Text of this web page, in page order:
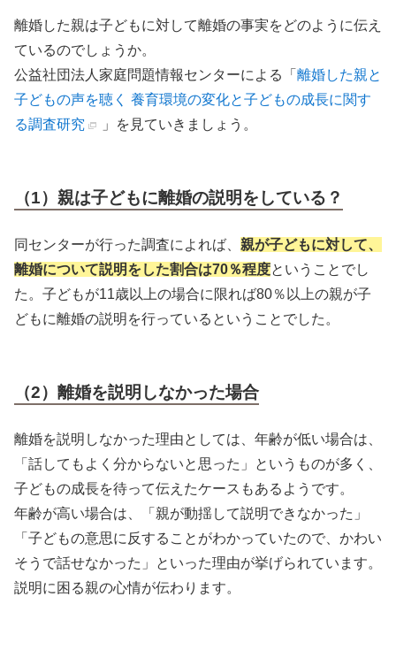
離婚した親は子どもに対して離婚の事実をどのように伝え
ているのでしょうか。
公益社団法人家庭問題情報センターによる「 離婚した親と
子どもの声を聴く 養育環境の変化と子どもの成長に関す
る調査研究
」を見ていきましょう。
（1）親は子どもに離婚の説明をしている？
同センターが行った調査によれば、 親が子どもに対して、
離婚について説明をした割合は70％程度ということでし
た。子どもが11歳以上の場合に限れば80％以上の親が子
どもに離婚の説明を行っているということでした。
（2）離婚を説明しなかった場合
離婚を説明しなかった理由としては、年齢が低い場合は、
「話してもよく分からないと思った」というものが多く、
子どもの成長を待って伝えたケースもあるようです。
年齢が高い場合は、「親が動揺して説明できなかった」
「子どもの意思に反することがわかっていたので、かわい
そうで話せなかった」といった理由が挙げられています。
説明に困る親の心情が伝わります。